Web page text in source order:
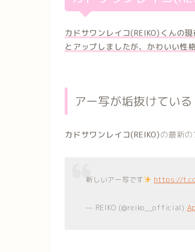
カドサワンレイコ(REIKO)くんの
とアップしましたが、かわいい性
アー写が垢抜けている
カドサワンレイコ(REIKO)の最新の
新しいアー写です https://
— REIKO (@reiko__official)